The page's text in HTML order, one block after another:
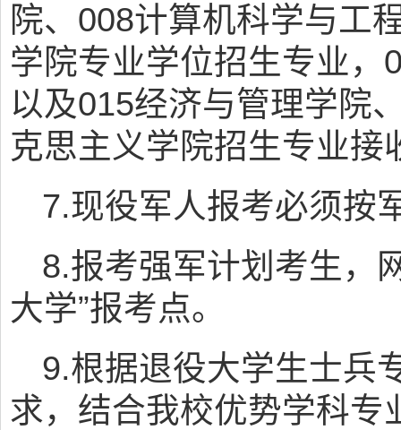
院、008计算机科学与工
学院专业学位招生专业，
以及015经济与管理学院
克思主义学院招生专业接
7.现役军人报考必须按
8.报考强军计划考生，
大学”报考点。
9.根据退役大学生士兵
求，结合我校优势学科专